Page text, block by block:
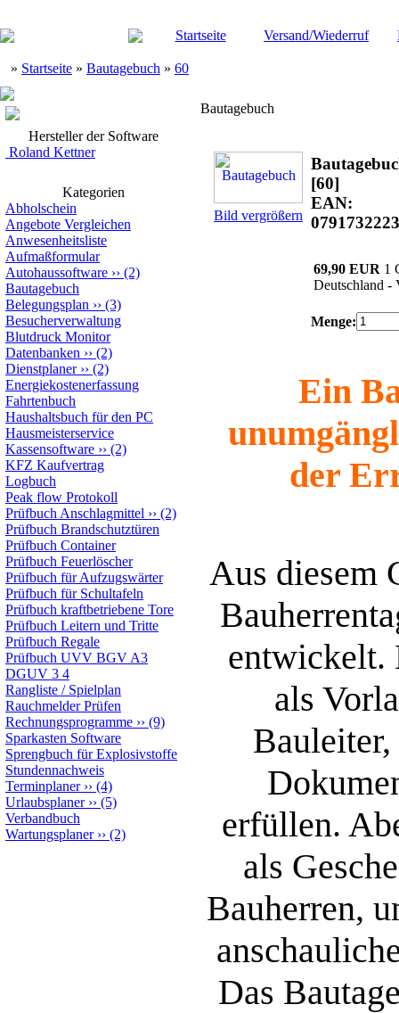
Startseite Versand/Wiederruf
» Startseite » Bautagebuch » 60
Hersteller der Software
Roland Kettner
Kategorien
Abholschein
Angebote Vergleichen
Anwesenheitsliste
Aufmaßformular
Autohaussoftware ›› (2)
Bautagebuch
Belegungsplan ›› (3)
Besucherverwaltung
Blutdruck Monitor
Datenbanken ›› (2)
Dienstplaner›› (2)
Energiekostenerfassung
Fahrtenbuch
Haushaltsbuch für den PC
Hausmeisterservice
Kassensoftware ›› (2)
KFZ Kaufvertrag
Logbuch
Peak flow Protokoll
Prüfbuch Anschlagmittel ›› (2)
Prüfbuch Brandschutztüren
Prüfbuch Container
Prüfbuch Feuerlöscher
Prüfbuch für Aufzugswärter
Prüfbuch für Schultafeln
Prüfbuch kraftbetriebene Tore
Prüfbuch Leitern und Tritte
Prüfbuch Regale
Prüfbuch UVV BGV A3
DGUV 3 4
Rangliste / Spielplan
Rauchmelder Prüfen
Rechnungsprogramme ›› (9)
Sparkasten Software
Sprengbuch für Explosivstoffe
Stundennachweis
Terminplaner›› (4)
Urlaubsplaner›› (5)
Verbandbuch
Wartungsplaner›› (2)
Bautagebuch
Bild vergrößern
[60]
EAN:
69,90 EUR 1
Deutschland -
Menge:
Ein
der
Aus diesem
entwickelt.
als
erfüllen.
als
Bauherren,
Das